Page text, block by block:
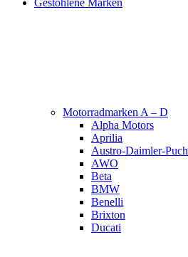
Gestohlene Marken
Motorradmarken A – D
Alpha Motors
Aprilia
Austro-Daimler-Puch
AWO
Beta
BMW
Benelli
Brixton
Ducati